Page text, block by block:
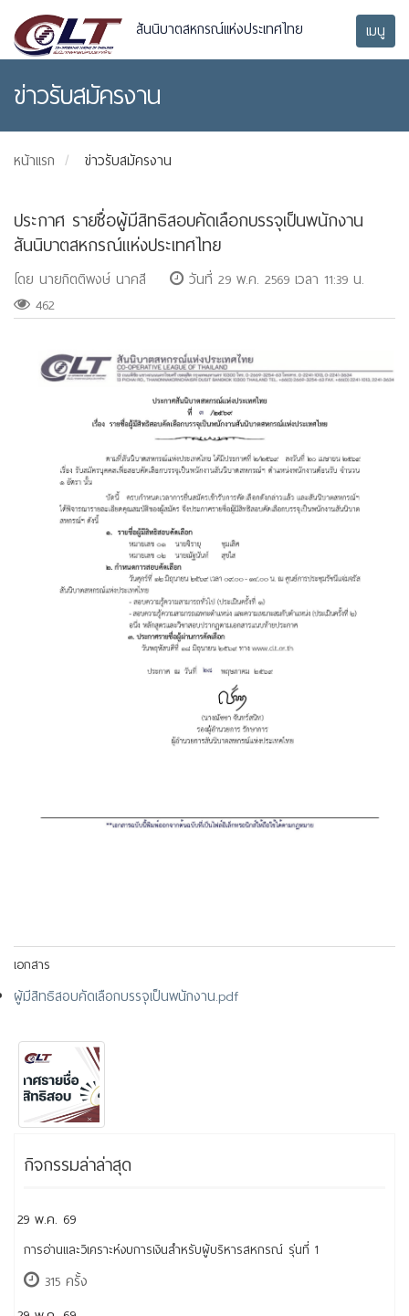
สันนิบาตสหกรณ์แห่งประเทศไทย เมนู
ข่าวรับสมัครงาน
หน้าแรก ข่าวรับสมัครงาน
ประกาศ รายชื่อผู้มีสิทธิสอบคัดเลือกบรรจุเป็นพนักงาน
สันนิบาตสหกรณ์แห่งประเทศไทย
โดย นายกิตติพงษ์ นาคสี
วันที่ 29 พ.ค. 2569 เวลา 11:39 น.
462
เอกสาร
ผู้มีสิทธิสอบคัดเลือกบรรจุเป็นพนักงาน.pdf
กิจกรรมล่าล่าสุด
29 พ.ค. 69
การอ่านและวิเคราะห์งบการเงินสำหรับผู้บริหารสหกรณ์ รุ่นที่ 1
315 ครั้ง